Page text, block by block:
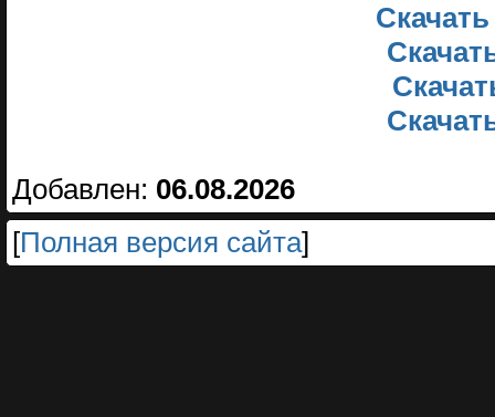
Добавлен: 06.08.2026
[Полная версия сайта]